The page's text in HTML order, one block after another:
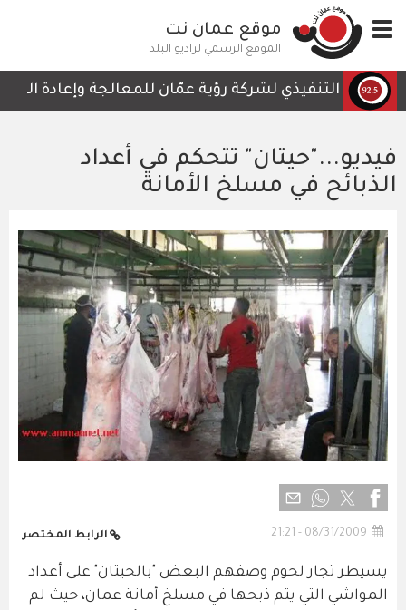
إلى
المحتوى
الرئيسي
Toggle
navigation
موقع عمان نت
الموقع الرسمي لراديو البلد
التنفيذي لشركة رؤية عمّان للمعالجة وإعادة
فيديو..."حيتان" تتحكم في أعداد
الذبائح في مسلخ الأمانة
08/31/2009 - 21:21 الرابط المختصر
يسيطر تجار لحوم وصفهم البعض "بالحيتان" على أعداد
المواشي التي يتم ذبحها في مسلخ أمانة عمان، حيث لم